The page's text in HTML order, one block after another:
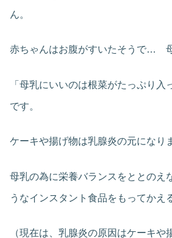
ん。
赤ちゃんはお腹がすいたそうで…
「母乳にいいのは根菜がたっぷり入
です。
ケーキや揚げ物は乳腺炎の元になり
母乳の為に栄養バランスをととのえ
うなインスタント食品をもってかえ
（現在は、乳腺炎の原因はケーキや